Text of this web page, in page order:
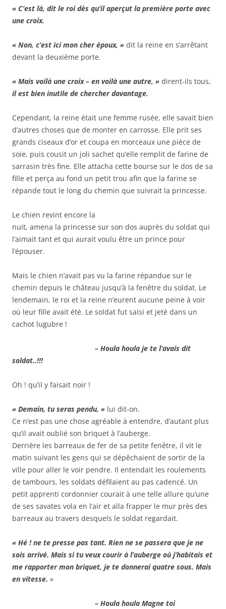
« C’est là, dit le roi dès qu’il aperçut la première porte avec
une croix.
« Non, c’est ici mon cher époux, » dit la reine en s’arrêtant
devant la deuxième porte.
« Mais voilà une croix – en voilà une autre, » dirent-ils tous,
il est bien inutile de chercher davantage.
Cependant, la reine était une femme rusée, elle savait bien
d’autres choses que de monter en carrosse. Elle prit ses
grands ciseaux d’or et coupa en morceaux une pièce de
soie, puis cousit un joli sachet qu’elle remplit de farine de
sarrasin très fine. Elle attacha cette bourse sur le dos de sa
fille et perça au fond un petit trou afin que la farine se
répande tout le long du chemin que suivrait la princesse.
Le chien revint encore la
nuit, amena la princesse sur son dos auprès du soldat qui
l’aimait tant et qui aurait voulu être un prince pour
l’épouser.
Mais le chien n’avait pas vu la farine répandue sur le
chemin depuis le château jusqu’à la fenêtre du soldat. Le
lendemain, le roi et la reine n’eurent aucune peine à voir
où leur fille avait été. Le soldat fut saisi et jeté dans un
cachot lugubre !
– Houla houla je te l’avais dit
soldat..!!!
Oh ! qu’il y faisait noir !
« Demain, tu seras pendu, » lui dit-on.
Ce n’est pas une chose agréable à entendre, d’autant plus
qu’il avait oublié son briquet à l’auberge.
Derrière les barreaux de fer de sa petite fenêtre, il vit le
matin suivant les gens qui se dépêchaient de sortir de la
ville pour aller le voir pendre. Il entendait les roulements
de tambours, les soldats défilaient au pas cadencé. Un
petit apprenti cordonnier courait à une telle allure qu’une
de ses savates vola en l’air et alla frapper le mur près des
barreaux au travers desquels le soldat regardait.
« Hé ! ne te presse pas tant. Rien ne se passera que je ne
sois arrivé. Mais si tu veux courir à l’auberge où j’habitais et
me rapporter mon briquet, je te donnerai quatre sous. Mais
en vitesse. »
– Houla houla Magne toi